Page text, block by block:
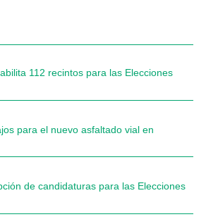
112 recintos para las Elecciones
para el nuevo asfaltado vial en
de candidaturas para las Elecciones